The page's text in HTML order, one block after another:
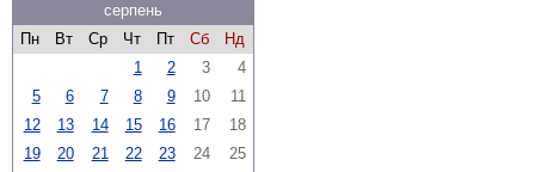
серпень
Пн
Вт Ср Чт Пт Сб
Нд
1
2 3
4
5
6 7 8 9 10
11
12
13 14 15 16 17
18
19
20 21 22 23 24
25